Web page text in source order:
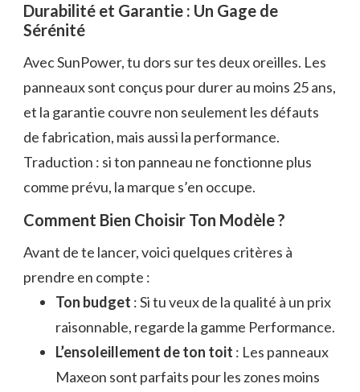
Durabilité et Garantie : Un Gage de
Sérénité
Avec SunPower, tu dors sur tes deux oreilles. Les
panneaux sont conçus pour durer au moins 25 ans,
et la garantie couvre non seulement les défauts
de fabrication, mais aussi la performance.
Traduction : si ton panneau ne fonctionne plus
comme prévu, la marque s’en occupe.
Comment Bien Choisir Ton Modèle ?
Avant de te lancer, voici quelques critères à
prendre en compte :
Ton budget : Si tu veux de la qualité à un prix
raisonnable, regarde la gamme Performance.
L’ensoleillement de ton toit : Les panneaux
Maxeon sont parfaits pour les zones moins